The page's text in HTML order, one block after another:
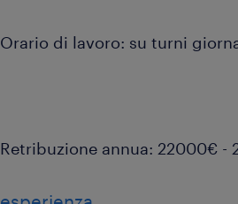
Orario di lavoro: su turni
Retribuzione annua: 22000€ -